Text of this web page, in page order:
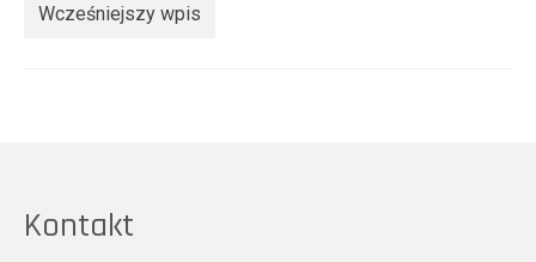
Wcześniejszy wpis
Kontakt